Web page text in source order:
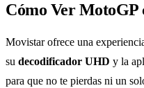
Cómo Ver
Movistar ofrece una
su decodificador UHD y la
para que no te pierdas ni un